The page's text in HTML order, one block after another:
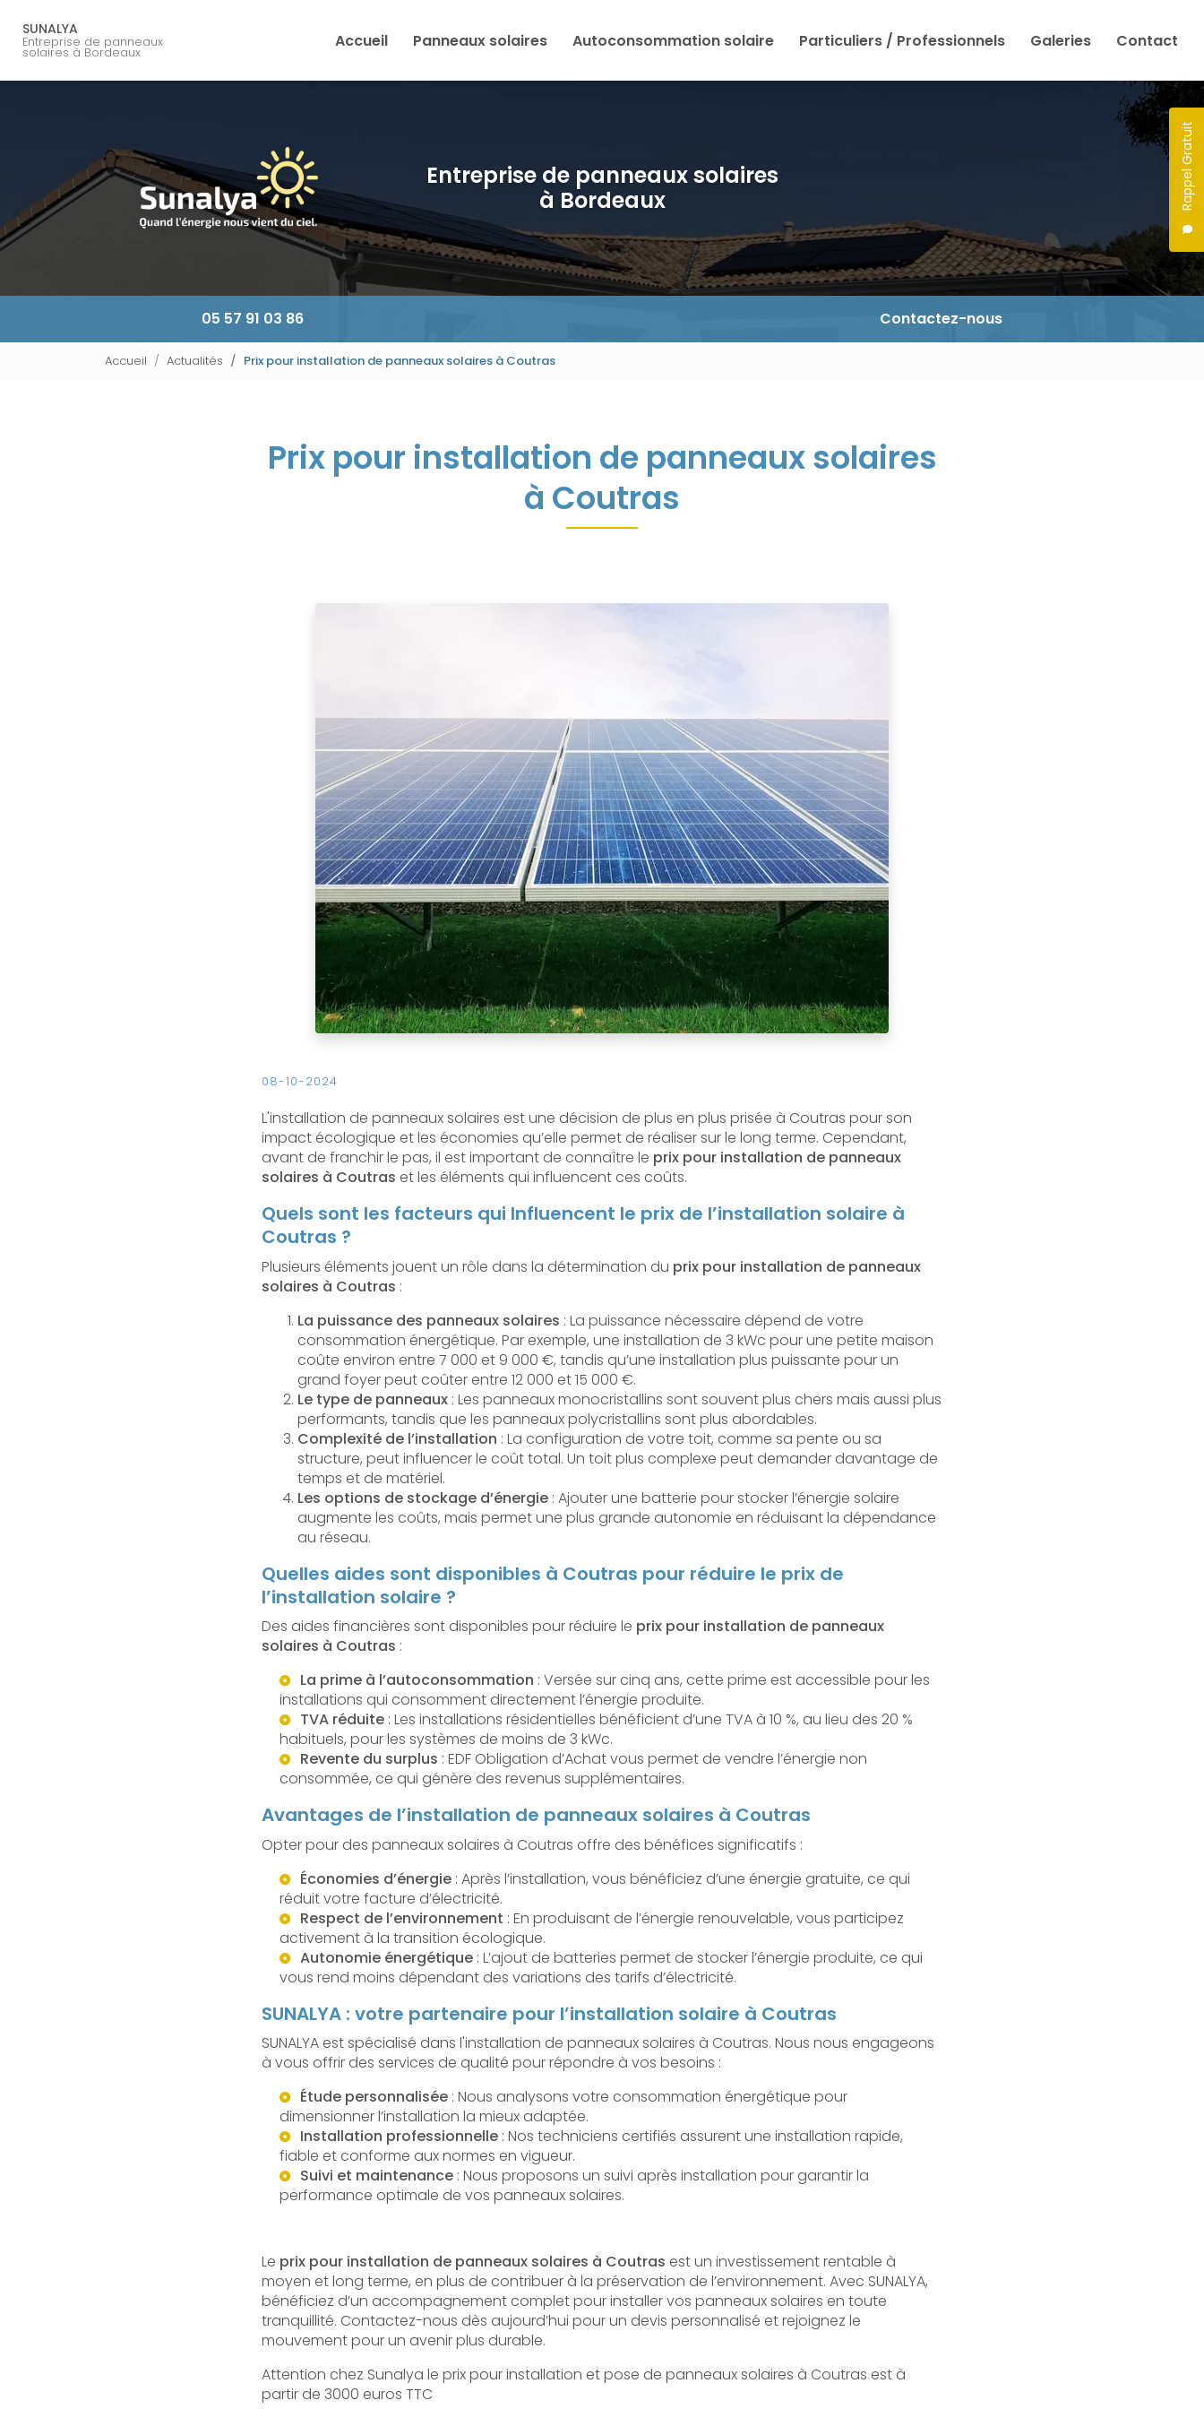
contenu
SUNALYA
Entreprise de panneaux
solaires à Bordeaux
Rappel Gratuit
Accueil
Panneaux solaires Autoconsommation solaire Particuliers / Professionnels Galeries Contact
Entreprise de panneaux solaires
à Bordeaux
05 57 91 03 86 Contactez-nous
Accueil Actualités Prix pour installation de panneaux solaires à Coutras
Prix pour installation de panneaux solaires
à Coutras
08-10-2024
L'installation de panneaux solaires est une décision de plus en plus prisée à Coutras pour son
impact écologique et les économies qu’elle permet de réaliser sur le long terme. Cependant,
avant de franchir le pas, il est important de connaître le prix pour installation de panneaux
solaires à Coutras et les éléments qui influencent ces coûts.
Quels sont les facteurs qui Influencent le prix de l’installation solaire à
Coutras ?
Plusieurs éléments jouent un rôle dans la détermination du prix pour installation de panneaux
solaires à Coutras :
La puissance des panneaux solaires : La puissance nécessaire dépend de votre
consommation énergétique. Par exemple, une installation de 3 kWc pour une petite maison
coûte environ entre 7 000 et 9 000 €, tandis qu’une installation plus puissante pour un
grand foyer peut coûter entre 12 000 et 15 000 €.
Le type de panneaux : Les panneaux monocristallins sont souvent plus chers mais aussi plus
performants, tandis que les panneaux polycristallins sont plus abordables.
Complexité de l’installation : La configuration de votre toit, comme sa pente ou sa
structure, peut influencer le coût total. Un toit plus complexe peut demander davantage de
temps et de matériel.
Les options de stockage d’énergie : Ajouter une batterie pour stocker l’énergie solaire
augmente les coûts, mais permet une plus grande autonomie en réduisant la dépendance
au réseau.
Quelles aides sont disponibles à Coutras pour réduire le prix de
l’installation solaire ?
Des aides financières sont disponibles pour réduire le prix pour installation de panneaux
solaires à Coutras :
La prime à l’autoconsommation : Versée sur cinq ans, cette prime est accessible pour les
installations qui consomment directement l’énergie produite.
TVA réduite : Les installations résidentielles bénéficient d’une TVA à 10 %, au lieu des 20 %
habituels, pour les systèmes de moins de 3 kWc.
Revente du surplus : EDF Obligation d’Achat vous permet de vendre l’énergie non
consommée, ce qui génère des revenus supplémentaires.
Avantages de l’installation de panneaux solaires à Coutras
Opter pour des panneaux solaires à Coutras offre des bénéfices significatifs :
Économies d’énergie : Après l’installation, vous bénéficiez d’une énergie gratuite, ce qui
réduit votre facture d’électricité.
Respect de l’environnement : En produisant de l’énergie renouvelable, vous participez
activement à la transition écologique.
Autonomie énergétique : L’ajout de batteries permet de stocker l’énergie produite, ce qui
vous rend moins dépendant des variations des tarifs d’électricité.
SUNALYA : votre partenaire pour l’installation solaire à Coutras
SUNALYA est spécialisé dans l'installation de panneaux solaires à Coutras. Nous nous engageons
à vous offrir des services de qualité pour répondre à vos besoins :
Étude personnalisée : Nous analysons votre consommation énergétique pour
dimensionner l’installation la mieux adaptée.
Installation professionnelle : Nos techniciens certifiés assurent une installation rapide,
fiable et conforme aux normes en vigueur.
Suivi et maintenance : Nous proposons un suivi après installation pour garantir la
performance optimale de vos panneaux solaires.
Le prix pour installation de panneaux solaires à Coutras est un investissement rentable à
moyen et long terme, en plus de contribuer à la préservation de l’environnement. Avec SUNALYA,
bénéficiez d’un accompagnement complet pour installer vos panneaux solaires en toute
tranquillité. Contactez-nous dès aujourd’hui pour un devis personnalisé et rejoignez le
mouvement pour un avenir plus durable.
Attention chez Sunalya le prix pour installation et pose de panneaux solaires à Coutras est à
partir de 3000 euros TTC